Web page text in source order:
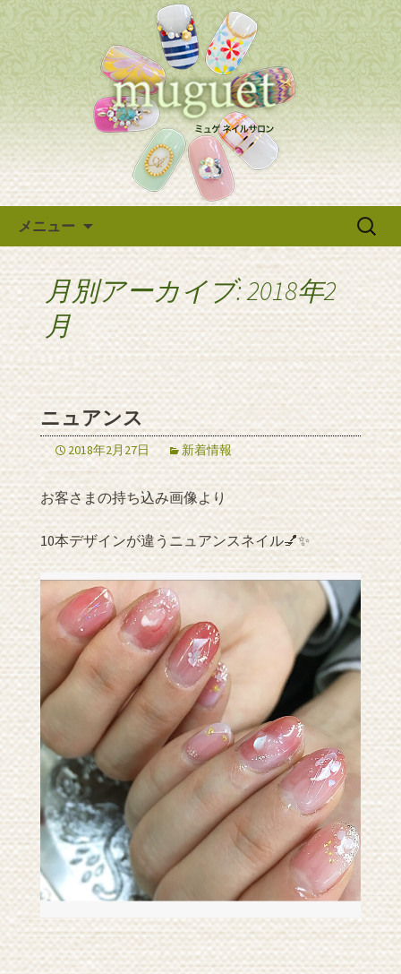
岐阜・大垣のネイルサロン「ミ
ュゲ」のブログです
岐阜・大垣にあるネイルサロン
「muguet nailsalon」～ミュゲネイルサ
ロン～。洗練された大人女性のための
サロンです。通常のメニューの他、ブ
ライダルネイルもご用意しています。
新着情報はこちら。
メニュー
検
月別アーカイブ: 2018年2
月
ニュアンス
2018年2月27日 新着情報
お客さまの持ち込み画像より
10本デザインが違うニュアンスネイル💅✨